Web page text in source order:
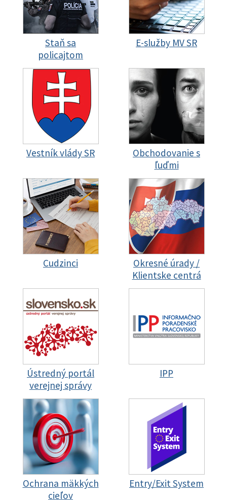
Staň sa
policajtom
E-služby MV SR
Vestník vlády SR
Obchodovanie s
ľuďmi
Cudzinci
Okresné úrady /
Klientske centrá
Ústredný portál
verejnej správy
IPP
Ochrana mäkkých
cieľov
Entry/Exit System